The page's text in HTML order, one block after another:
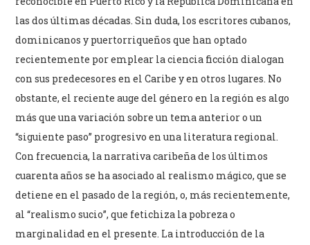
las dos últimas décadas. Sin duda, los escritores cubanos,
dominicanos y puertorriqueños que han optado
recientemente por emplear la ciencia ficción dialogan
con sus predecesores en el Caribe y en otros lugares. No
obstante, el reciente auge del género en la región es algo
más que una variación sobre un tema anterior o un
“siguiente paso” progresivo en una literatura regional.
Con frecuencia, la narrativa caribeña de los últimos
cuarenta años se ha asociado al realismo mágico, que se
detiene en el pasado de la región, o, más recientemente,
al “realismo sucio”, que fetichiza la pobreza o
marginalidad en el presente. La introducción de la